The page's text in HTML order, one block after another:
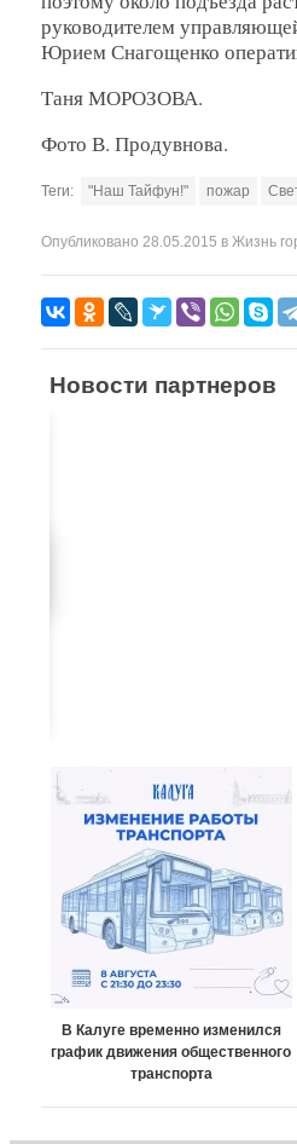
руководителем
Юрием Снагощенко
Таня МОРОЗОВА.
Фото В. Продувнова.
Теги: "Наш Тайфун!" пожар
Опубликовано 28.05.2015 в Жизнь
Новости партнеров
В Калуге временно изменился
график движения общественного
транспорта